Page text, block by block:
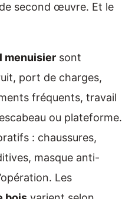
second œuvre. Et le
menuisier sont
port de charges,
fréquents, travail
ou plateforme.
: chaussures,
masque anti-
Les